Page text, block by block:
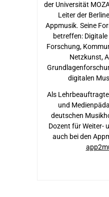
der Universität
Leiter der
Appmusik. Seine
betreffen:
Forschung,
Netzkunst,
digitalen
Als
und
deutschen
Dozent für Weiter-
auch bei den